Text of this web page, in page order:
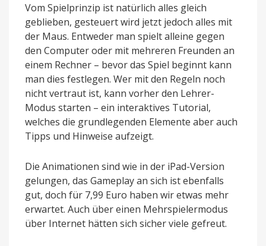
Vom Spielprinzip ist natürlich alles gleich
geblieben, gesteuert wird jetzt jedoch alles mit
der Maus. Entweder man spielt alleine gegen
den Computer oder mit mehreren Freunden an
einem Rechner – bevor das Spiel beginnt kann
man dies festlegen. Wer mit den Regeln noch
nicht vertraut ist, kann vorher den Lehrer-
Modus starten – ein interaktives Tutorial,
welches die grundlegenden Elemente aber auch
Tipps und Hinweise aufzeigt.
Die Animationen sind wie in der iPad-Version
gelungen, das Gameplay an sich ist ebenfalls
gut, doch für 7,99 Euro haben wir etwas mehr
erwartet. Auch über einen Mehrspielermodus
über Internet hätten sich sicher viele gefreut.